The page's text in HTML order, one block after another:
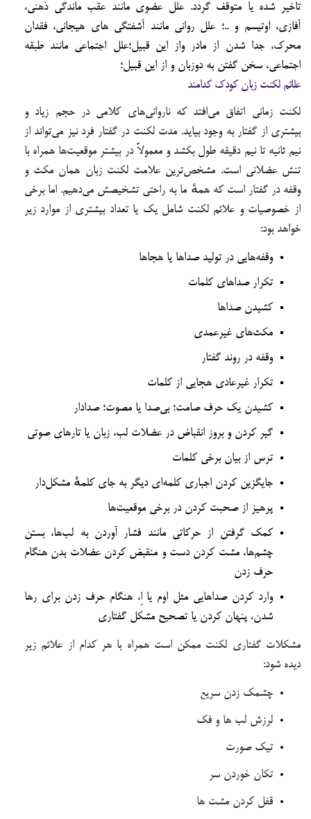
تاخير شده يا متوقف گردد. علل عضوي مانند عقب ماندگي ذهني،
آفازي، اوتيسم و ..؛ علل رواني مانند آشفتگي هاي هيجاني، فقدان
محرك، جدا شدن از مادر واز اين قبيل؛علل اجتماعي مانند طبقه
اجتماعي، سخن گفتن به دوزبان و از اين قبيل؛
علائم لکنت زبان کودک کدامند
لکنت زمانی اتفاق می‌افتد که ناروانی‌های کلامی در حجم زیاد و
بیشتری از گفتار به وجود بیاید. مدت لکنت در گفتار فرد نیز می‌تواند از
نیم ثانیه تا نیم دقیقه طول بکشد و معمولاً در بیشتر موقعیت‌ها همراه با
تنش عضلانی است. مشخص‌ترین علامت لکنت زبان همان مکث و
وقفه‌ در گفتار است که همهٔ ما به راحتی تشخیصش می‌دهیم. اما برخی
از خصوصیات و علائم لکنت شامل یک یا تعداد بیشتری از موارد زیر
خواهد بود:
وقفه‌هایی در تولید صداها یا هجاها
تکرار صداهای کلمات
کشیدن صداها
مکث‌های غیرعمدی
وقفه‌ در روند گفتار
تکرار غیرعادی هجایی از کلمات
کشیدن یک حرف صامت؛ بی‌صدا یا مصوت؛ صدادار
گیر کردن و بروز انقباض در عضلات لب‌، زبان یا تارهای صوتی
ترس از بیان برخی کلمات
جایگزین کردن اجباری کلمه‌ای دیگر به جای کلمهٔ مشکل‌دار
پرهیز از صحبت کردن در برخی موقعیت‌ها
کمک گرفتن از حرکاتی مانند فشار آوردن به لب‌ها، بستن
چشم‌ها، مشت کردن دست و منقبض کردن عضلات بدن هنگام
حرف زدن
وارد کردن صداهایی مثل اوم یا اِ، هنگام حرف زدن برای رها
شدن، پنهان کردن یا تصحیح مشکل گفتاری
مشکلات گفتاری لکنت ممکن است همراه با هر کدام از علائم زیر
دیده شود:
چشمک زدن سریع
لرزش لب ها و فک
تیک صورت
تکان خوردن سر
قفل کردن مشت ها